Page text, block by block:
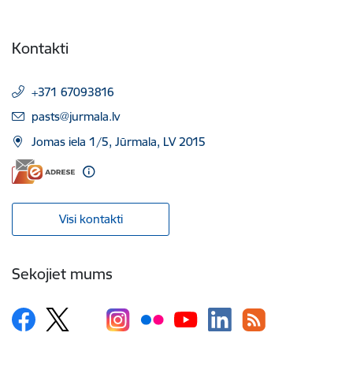
Kontakti
+371 67093816
E-pasts:
pasts@jurmala.lv
Jomas iela 1/5, Jūrmala, LV 2015
Visi kontakti
Sekojiet mums